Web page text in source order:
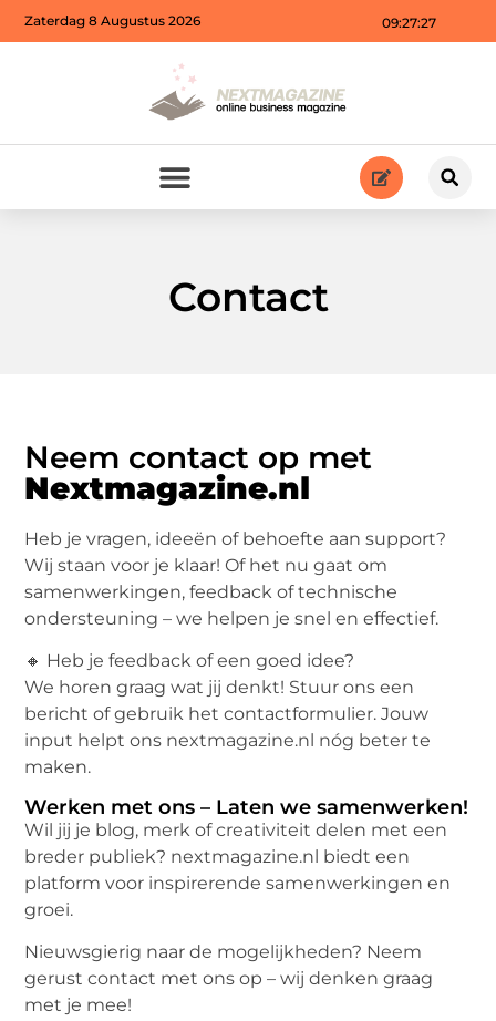
09:27:27
Zaterdag 8 Augustus 2026
Contact
Neem contact op met
Nextmagazine.nl
Heb je vragen, ideeën of behoefte aan support?
Wij staan voor je klaar! Of het nu gaat om
samenwerkingen, feedback of technische
ondersteuning – we helpen je snel en effectief.
🔸 Heb je feedback of een goed idee?
We horen graag wat jij denkt! Stuur ons een
bericht of gebruik het contactformulier. Jouw
input helpt ons nextmagazine.nl nóg beter te
maken.
Werken met ons – Laten we samenwerken!
Wil jij je blog, merk of creativiteit delen met een
breder publiek? nextmagazine.nl biedt een
platform voor inspirerende samenwerkingen en
groei.
Nieuwsgierig naar de mogelijkheden? Neem
gerust contact met ons op – wij denken graag
met je mee!